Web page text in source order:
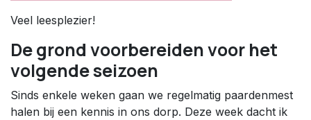
Veel leesplezier!
De grond voorbereiden voor het
volgende seizoen
Sinds enkele weken gaan we regelmatig paardenmest
halen bij een kennis in ons dorp. Deze week dacht ik